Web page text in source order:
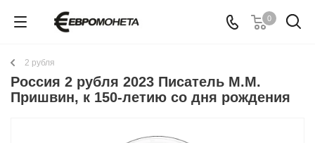
0
2 рубля
Россия 2 рубля 2023 Писатель М.М.
Пришвин, к 150-летию со дня рождения